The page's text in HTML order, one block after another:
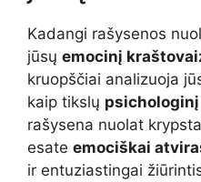
Kadangi rašysenos
jūsų emocinį
kruopščiai analizuoja
kaip tikslų
rašysena nuolat
esate emociškai
ir entuziastingai